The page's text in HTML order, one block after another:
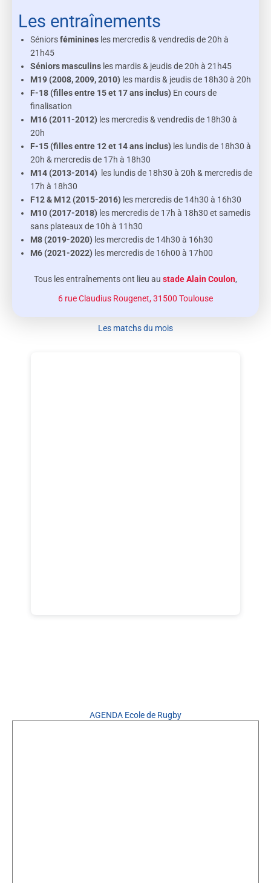
Les entraînements
Séniorsféminines les mercredis & vendredis de 20h à
21h45
Séniors masculins les mardis & jeudis de 20h à 21h45
M19 (2008, 2009, 2010) les mardis & jeudis de 18h30 à 20h
F-18 (filles entre 15 et 17 ans inclus) En cours de
finalisation
M16 (2011-2012) les mercredis & vendredis de 18h30 à
20h
F-15 (filles entre 12 et 14 ans inclus) les lundis de 18h30 à
20h & mercredis de 17h à 18h30
M14 (2013-2014)
les lundis de 18h30 à 20h & mercredis de
17h à 18h30
F12 & M12 (2015-2016) les mercredis de 14h30 à 16h30
M10 (2017-2018) les mercredis de 17h à 18h30 et samedis
sans plateaux de 10h à 11h30
M8 (2019-2020) les mercredis de 14h30 à 16h30
M6 (2021-2022) les mercredis de 16h00 à 17h00
Tous les entraînements ont lieu au stade Alain Coulon,
6 rue Claudius Rougenet, 31500 Toulouse
Les matchs du mois
AGENDA Ecole de Rugby